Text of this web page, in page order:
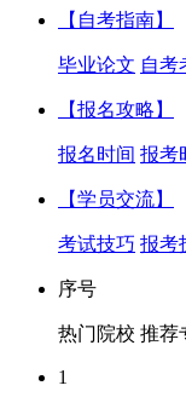
【自考指南】
毕业论文 自考
【报名攻略】
报名时间 报考
【学员交流】
考试技巧 报考
序号
热门院校 推荐
1